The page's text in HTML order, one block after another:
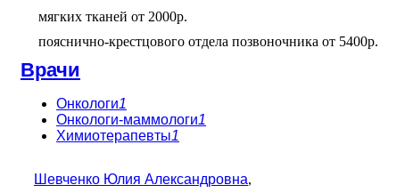
мягких тканей от 2000р.
пояснично-крестцового отдела позвоночника от 5400р.
Врачи
Онкологи1
Онкологи-маммологи1
Химиотерапевты1
Шевченко Юлия Александровна,